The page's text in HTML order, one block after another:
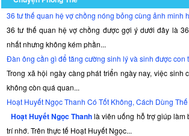
36 tư thế quan hệ vợ chồng nóng bỏng cùng ảnh minh
36 tư thế quan hệ vợ chồng được gợi ý dưới đây là
nhất nhưng không kém phần...
Đàn ông cần gì để tăng cường sinh lý và sinh được con
Trong xã hội ngày càng phát triển ngày nay, việc sinh
không còn quá quan...
Hoạt Huyết Ngọc Thanh Có Tốt Không, Cách Dùng
Hoạt Huyết Ngọc Thanhlà viên uống hỗ trợ giúp làm
trí nhớ. Trên thực tế Hoạt Huyết Ngọc...